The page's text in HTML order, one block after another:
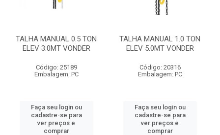
TALHA MANUAL 0.5 TON
ELEV 3.0MT VONDER
Código: 25189
Embalagem: PC
Faça seu login ou
cadastre-se para
ver preços e
comprar
TALHA MANUAL 1.0 TON
ELEV 5.0MT VONDER
Código: 20316
Embalagem: PC
Faça seu login ou
cadastre-se para
ver preços e
comprar